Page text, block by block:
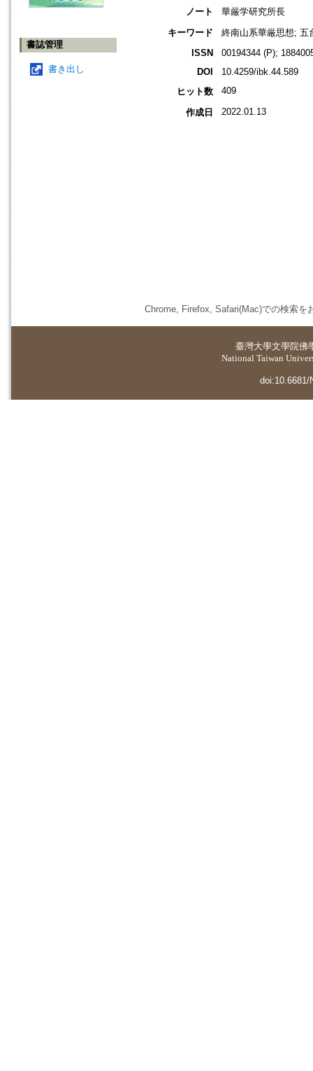
書誌管理
書き出し
ノート
華厳学研究所長
キーワード
終南山系華厳思想; 五
ISSN
00194344 (P);
DOI
10.4259/ibk.44.589
ヒット数
409
作成日 2022.01.13
Chrome, Firefox, Safari(Mac)での検索を
臺灣大學文學院佛
National Taiwan
doi:10.6681/